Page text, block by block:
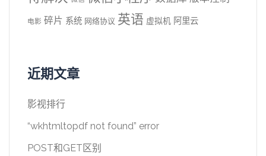
电影 碎片 系统 网络协议 英语 虚拟机 阿里云
近期文章
影视排行
“wkhtmltopdf not found” error
POST和GET区别